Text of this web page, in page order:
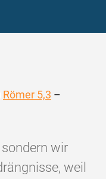
Römer 5,3 –
wir
weil